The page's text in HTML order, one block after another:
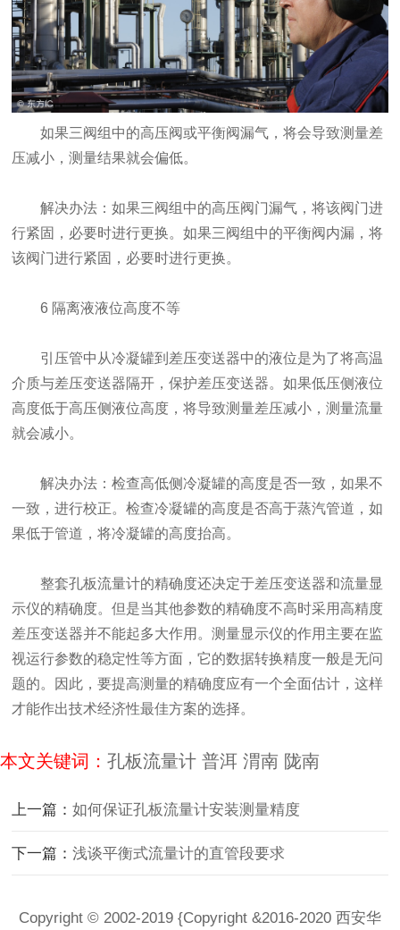
如果三阀组中的高压阀或平衡阀漏气，将会导致测量差
压减小，测量结果就会偏低。
解决办法：如果三阀组中的高压阀门漏气，将该阀门进
行紧固，必要时进行更换。如果三阀组中的平衡阀内漏，将
该阀门进行紧固，必要时进行更换。
6 隔离液液位高度不等
引压管中从冷凝罐到差压变送器中的液位是为了将高温
介质与差压变送器隔开，保护差压变送器。如果低压侧液位
高度低于高压侧液位高度，将导致测量差压减小，测量流量
就会减小。
解决办法：检查高低侧冷凝罐的高度是否一致，如果不
一致，进行校正。检查冷凝罐的高度是否高于蒸汽管道，如
果低于管道，将冷凝罐的高度抬高。
整套孔板流量计的精确度还决定于差压变送器和流量显
示仪的精确度。但是当其他参数的精确度不高时采用高精度
差压变送器并不能起多大作用。测量显示仪的作用主要在监
视运行参数的稳定性等方面，它的数据转换精度一般是无问
题的。因此，要提高测量的精确度应有一个全面估计，这样
才能作出技术经济性最佳方案的选择。
本文关键词： 孔板流量计 普洱 渭南 陇南
上一篇：如何保证孔板流量计安装测量精度
下一篇：浅谈平衡式流量计的直管段要求
Copyright © 2002-2019 {Copyright &2016-2020 西安华